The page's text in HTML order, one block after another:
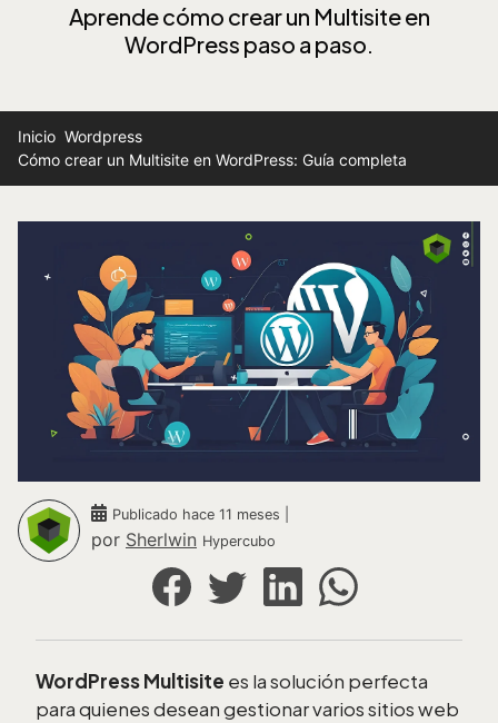
Aprende cómo crear un Multisite en
WordPress paso a paso.
Inicio Wordpress
Cómo crear un Multisite en WordPress: Guía completa
Publicado hace 11 meses |
por Sherlwin Hypercubo
WordPress Multisite es la solución perfecta
para quienes desean gestionar varios sitios web